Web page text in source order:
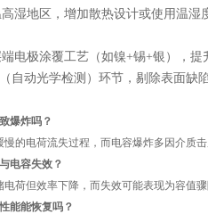
高湿地区，增加散热设计或使用温湿
端电极涂覆工艺（如镍+锡+银），提
自动光学检测）环节，剔除表面缺
爆炸吗？
的电荷流失过程，而电容爆炸多因介质
电容失效？
荷但效率下降，而失效可能表现为容值
能能恢复吗？